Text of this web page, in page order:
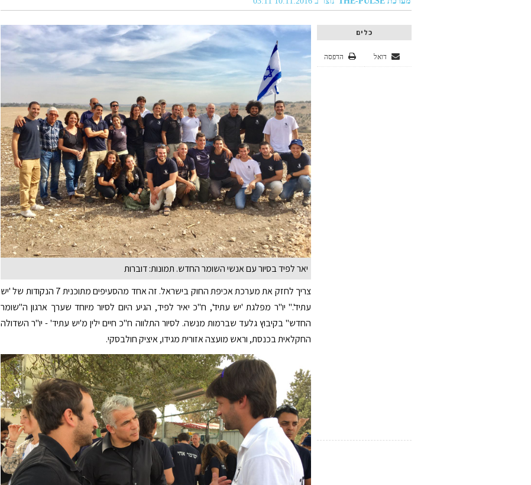
כלים
הדפסה דואל
יאר לפיד בסיור עם אנשי השומר החדש. תמונות: דוברות
צריך לחזק את מערכת אכיפת החוק בישראל. זה אחד מהסעיפים מתוכנית 7 הנקודות של 'יש
עתיד'." יו"ר מפלגת 'יש עתיד', ח"כ יאיר לפיד, הגיע היום לסיור מיוחד שערך ארגון ה"שומר
החדש" בקיבוץ גלעד שברמות מנשה. לסיור התלווה ח"כ חיים ילין מ'יש עתיד' - יו"ר השדולה
החקלאית בכנסת, וראש מועצה אזורית מגידו, איציק חולבסקי.